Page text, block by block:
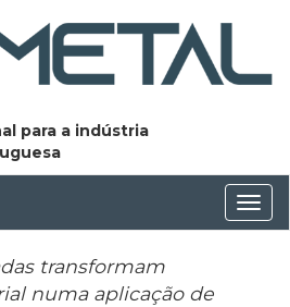
para a indústria
transformam
numa aplicação de